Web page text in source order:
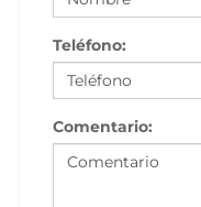
Teléfono:
Comentario: